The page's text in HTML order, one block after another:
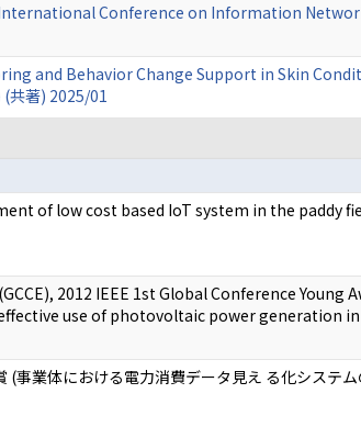
Conference on Information
and Behavior Change Support in Skin
著) 2025/01
of low cost based IoT system in the paddy
2012 IEEE 1st Global Conference Young
use of photovoltaic power generation
事業体における電力消費データ見え る化システ